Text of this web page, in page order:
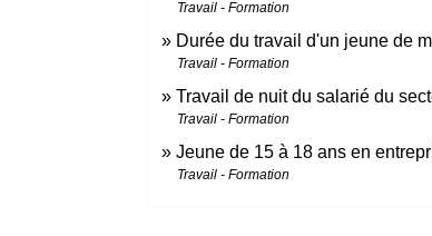
Travail - Formation
Durée du travail d'un jeune de
Travail - Formation
Travail de nuit du salarié du
Travail - Formation
Jeune de 15 à 18 ans en
Travail - Formation